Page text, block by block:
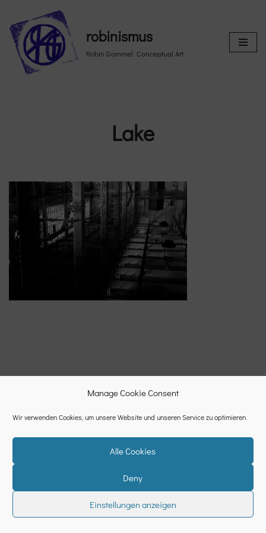
Manage Cookie Consent
Wir verwenden Cookies, um unsere Website und unseren Service zu optimieren.
Alle Cookies
Deny
Einstellungen anzeigen
Skip
to
content
robinismus
Robin Gommel. Conceptual Art.
Lake
Neve| Powered byWordPress